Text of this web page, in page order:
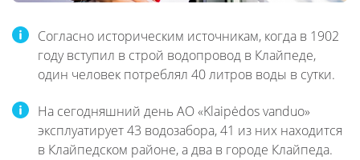
Согласно историческим источникам, когда в 1902
году вступил в строй водопровод в Клайпеде,
один человек потреблял 40 литров воды в сутки.
На сегодняшний день АО «Klaipėdos vanduo»
эксплуатирует 43 водозабора, 41 из них находится
в Клайпедском районе, а два в городе Клайпеда.